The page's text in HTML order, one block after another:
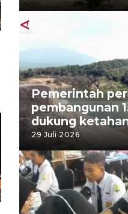
Pemerintah
pembangunan
dukung
29 Juli 2026